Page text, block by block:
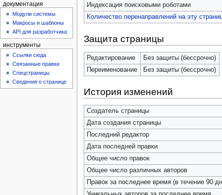
Индексация поисковыми роботами
Количество перенаправлений на эту
Защита страницы
Редактирование
Без защиты (бессрочно)
Переименование
Без защиты (бессрочно)
История изменений
Создатель страницы
Дата создания страницы
Последний редактор
Дата последней правки
Общее число правок
Общее число различных авторов
Правок за последнее время (в течение 90
документация
Модули системы
Макросы и шаблоны
API для разработчика
инструменты
Ссылки сюда
Связанные правки
Спецстраницы
Сведения о странице